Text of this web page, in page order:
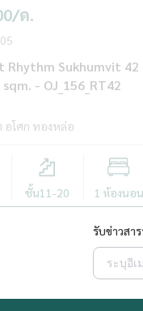
ด.
Rhythm Sukhumvit 42
- OJ_156_RT42
อโศก ทองหล่อ
ชั้น11-20 1 ห้องนอน
รับข่าวสา